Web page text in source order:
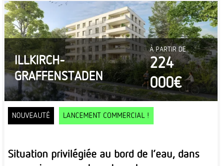
ILLKIRCH-
GRAFFENSTADEN
À PARTIR DE
224
000€
NOUVEAUTÉ LANCEMENT COMMERCIAL !
Situation privilégiée au bord de l’eau, dans